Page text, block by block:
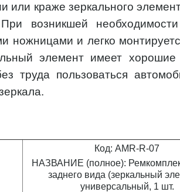
или краже зеркального
возникшей необходимости
ножницами и легко
элемент имеет
труда пользоваться
Код: AMR-R-07
НАЗВАНИЕ (полное):
заднего вида (зеркальный
универсальный, 1 шт.